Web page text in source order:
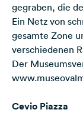
gegraben, die
Ein Netz von
gesamte Zone
verschiedenen
Der
Cevio Piazza